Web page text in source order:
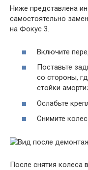
Ниже представлена
самостоятельно
на Фокус 3.
Включите
Поставьте
со стороны,
стойки
Ослабьте
Снимите
После снятия колеса